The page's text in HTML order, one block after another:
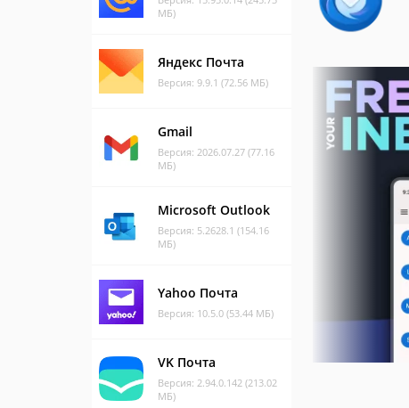
МБ)
Яндекс Почта
Версия: 9.9.1 (72.56 МБ)
Gmail
Версия: 2026.07.27 (77.16
МБ)
Microsoft Outlook
Версия: 5.2628.1 (154.16
МБ)
Yahoo Почта
Версия: 10.5.0 (53.44 МБ)
VK Почта
Версия: 2.94.0.142 (213.02
МБ)